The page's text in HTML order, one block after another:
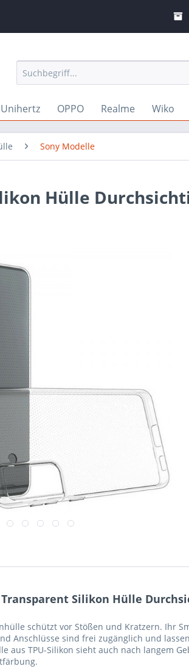
Unihertz OPPO Realme Wiko
Sony Modelle
Hülle
Silikon Hülle
schützt vor Stößen und Kratzern. Ihr
Anschlüsse sind frei zugänglich und
aus TPU-Silikon sieht auch nach langem